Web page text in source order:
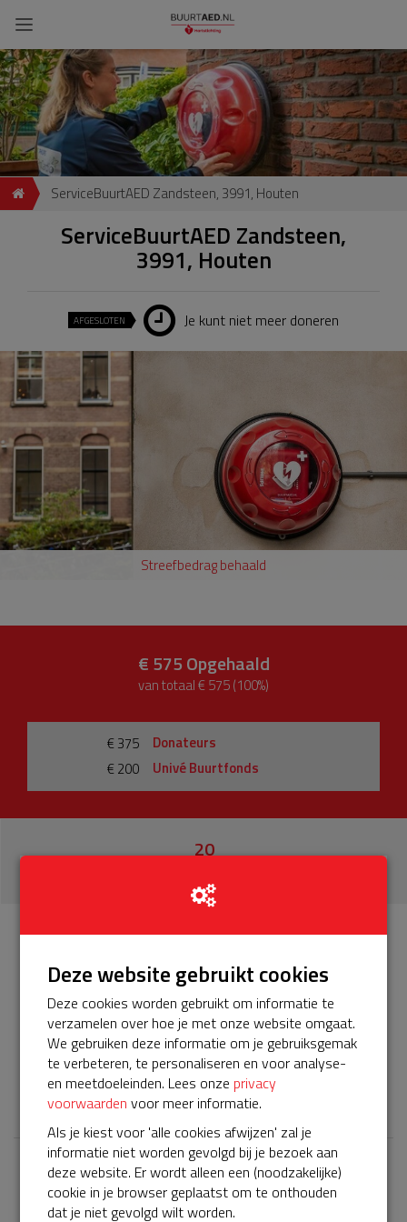
ServiceBuurtAED Zandsteen, 3991, Houten
ServiceBuurtAED Zandsteen,
3991, Houten
AFGESLOTEN Je kunt niet meer doneren
Streefbedrag behaald
€ 575Opgehaald
van totaal € 575 (100%)
€ 375
Donateurs
€ 200
Univé Buurtfonds
20
Het servicepakket van onze BuurtAED verloopt bijna en
moet worden verlengd, zodat onze AED gebruiksklaar
blijft. Help je mee? Doneer voor ons servicepakket!
𝕏
Laatste donaties
Bekijk alle
Deze website gebruikt cookies
Deze cookies worden gebruikt om informatie te
verzamelen over hoe je met onze website omgaat.
We gebruiken deze informatie om je gebruiksgemak
te verbeteren, te personaliseren en voor analyse-
en meetdoeleinden. Lees onze privacy
voorwaarden voor meer informatie.
Als je kiest voor 'alle cookies afwijzen' zal je
informatie niet worden gevolgd bij je bezoek aan
deze website. Er wordt alleen een (noodzakelijke)
cookie in je browser geplaatst om te onthouden
dat je niet gevolgd wilt worden.